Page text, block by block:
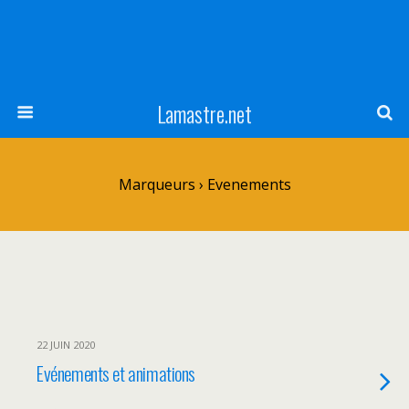
Lamastre.net
Marqueurs › Evenements
22 JUIN 2020
Evénements et animations